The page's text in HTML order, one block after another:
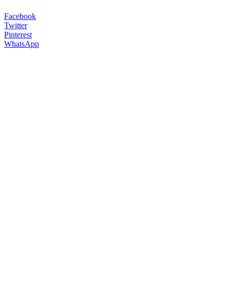
Facebook
Twitter
Pinterest
WhatsApp